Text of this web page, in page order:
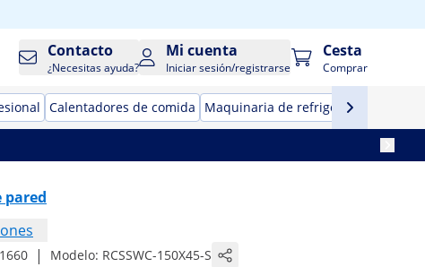
Contacto
¿Necesitas ayuda?
Mi cuenta
Iniciar sesión/registrarse
Cesta
Comprar
Calentadores de comida Maquinaria de refrigeración para
pared
| Modelo: RCSSWC-150X45-S